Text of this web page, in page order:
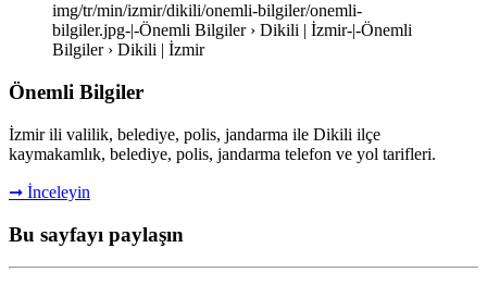
img/tr/min/izmir/dikili/onemli-bilgiler/onemli-
bilgiler.jpg-|-Önemli Bilgiler › Dikili | İzmir-|-Önemli
Bilgiler › Dikili | İzmir
Önemli Bilgiler
İzmir ili valilik, belediye, polis, jandarma ile Dikili ilçe
kaymakamlık, belediye, polis, jandarma telefon ve yol tarifleri.
➞ İnceleyin
Bu sayfayı paylaşın